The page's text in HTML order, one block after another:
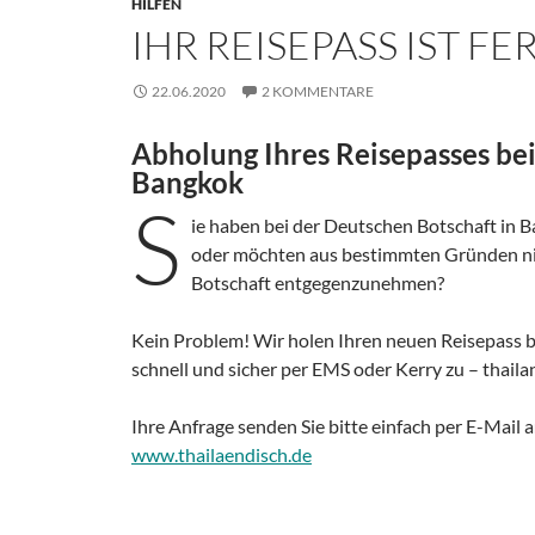
HILFEN
IHR REISEPASS IST
22.06.2020 2 KOMMENTARE
Abholung Ihres Reisepasses
Bangkok
S
ie haben bei der Deutschen Botschaft in
oder möchten aus bestimmten Gründen
Botschaft entgegenzunehmen?
Kein Problem! Wir holen Ihren neuen Reisepass
schnell und sicher per EMS oder Kerry zu –
Ihre Anfrage senden Sie bitte einfach per E-Mail
www.thailaendisch.de